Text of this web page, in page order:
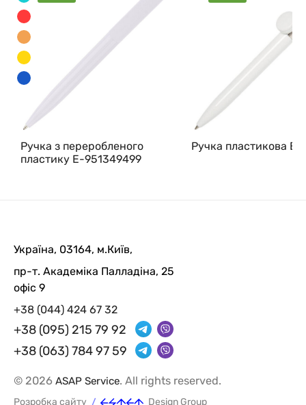
Ручка з переробленого
пластику E-951349499
Ручка пластикова
Україна, 03164, м.Київ,
пр-т. Академіка Палладіна, 25
офіс 9
+38 (044) 424 67 32
+38 (095) 215 79 92
+38 (063) 784 97 59
© 2026 ASAP Service. All rights reserved.
Розробка сайту Design Group